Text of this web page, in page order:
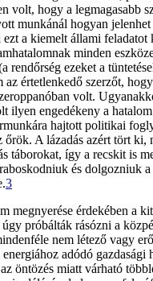
volt, hogy a legmagasabb
munkánál hogyan
a kiemelt állami feladatot
minden
rendőrség ezeket a
az értetlenkedő szerzőt,
volt.
ilyen engedékeny a
hajtott politikai
őrök. A lázadás azért tört ki,
táborokat, így a recskit is
és dolgozniuk
3
megnyerése érdekében a
próbálták rásózni a
nem létező vagy
adódó gazdasági
öntözés miatt várható